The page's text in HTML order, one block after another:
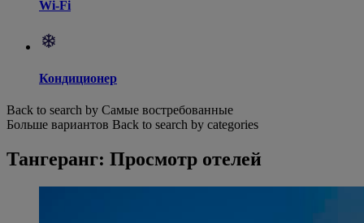
Wi-Fi
Кондиционер
Back to search by Самые востребованные
Больше вариантов Back to search by categories
Тангеранг: Просмотр отелей